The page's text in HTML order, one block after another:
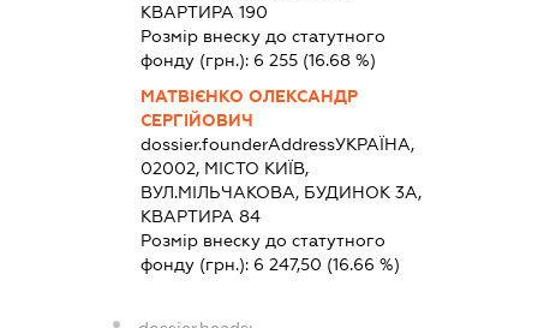
КВАРТИРА 190
Розмір внеску до статутного
фонду (грн.): 6 255(16.68 %)
МАТВІЄНКО ОЛЕКСАНДР
СЕРГІЙОВИЧ
dossier.founderAddressУКРАЇНА,
02002, МІСТО КИЇВ,
ВУЛ.МІЛЬЧАКОВА, БУДИНОК 3А,
КВАРТИРА 84
Розмір внеску до статутного
фонду (грн.): 6 247,50 (16.66 %)